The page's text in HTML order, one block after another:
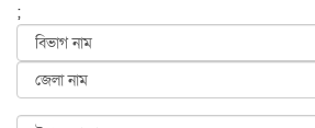
জুলাইয়ের কৃতিত্ব নেওয়ার জন্য
;